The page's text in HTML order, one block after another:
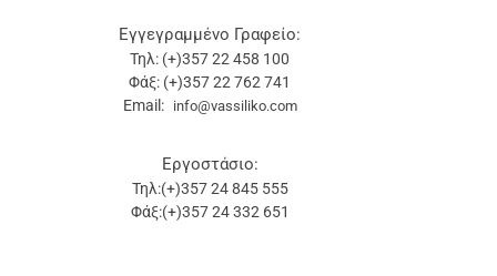
Εγγεγραμμένο Γραφείο:
Τηλ: (+)357 22 458 100
Φάξ: (+)357 22 762 741
Email: info@vassiliko.com
Εργοστάσιο:
Τηλ:(+)357 24 845 555
Φάξ:(+)357 24 332 651